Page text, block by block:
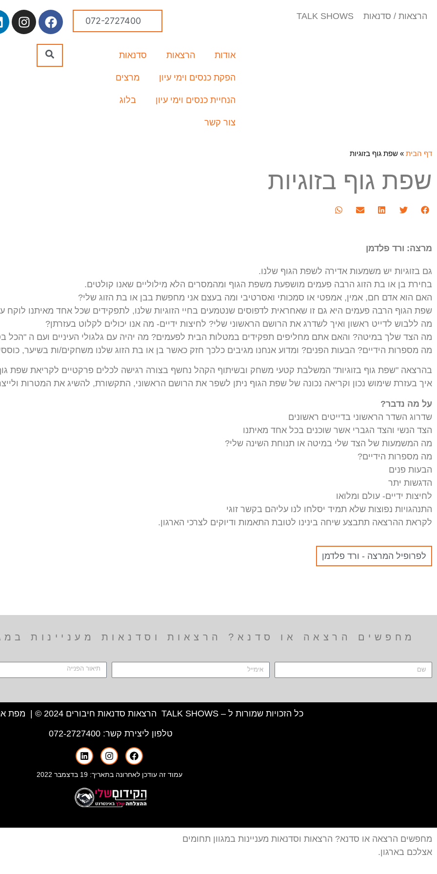
הרצאות / סדנאות TALK SHOWS 072-2727400
אודות הרצאות סדנאות
הפקת כנסים וימי עיון מרצים
הנחיית כנסים וימי עיון בלוג
צור קשר
דף הבית » שפת גוף בזוגיות
שפת גוף בזוגיות
מרצה: ורד פלדמן
גם בזוגיות יש משמעות אדירה לשפת הגוף שלנו.
בחירת בן או בת הזוג הרבה פעמים מושפעת משפת הגוף ומהמסרים הלא מילוליים שאנו קולטים.
האם הוא אדם חם, אמין, אמפטי או סמכותי ואסרטיבי ומה בעצם אני מחפשת בבן או בת הזוג שלי?
שפת הגוף הרבה פעמים היא גם זו שאחראית לדפוסים שנטמעים בחיי הזוגיות שלנו, לתפקידים שכל אחד מאיתנו
מה ללבוש לדייט ראשון ואיך לשדרג את הרושם הראשוני שלי? לחיצות ידיים- מה אנו יכולים לקלוט בעזרתן?
מה הצד שלך במיטה? והאם אתם מחליפים תפקידים במטלות הבית לפעמים? מה יהיה עם גלגולי העיניים ועם ה "הכל
מה מספרות הידיים? הבעות הפנים? ומדוע אנחנו מגיבים כלכך חזק כאשר בן או בת הזוג שלנו משחקים/ות בשיער,
בהרצאה "שפת גוף בזוגיות" המשלבת קטעי משחק ובשיתוף הקהל נחשף בצורה רגישה לכלים פרקטיים לקריאת שפת גוף
איך בעזרת שימוש נכון וקריאה נכונה של שפת הגוף ניתן לשפר את הרושם הראשוני, התקשורת, להשיג את המטרות ולייצר
על מה נדבר?
שדרוג השדר הראשוני בדייטים ראשונים
הצד הנשי והצד הגברי אשר שוכנים בכל אחד מאיתנו
מה המשמעות של הצד שלי במיטה או תנוחת השינה שלי?
מה מספרות הידיים?
הבעות פנים
הדגשות יתר
לחיצות ידיים- עולם ומלואו
התנהגויות נפוצות שלא תמיד יסלחו לנו עליהם בקשר זוגי
לקראת ההרצאה תתבצע שיחה בינינו לטובת התאמות ודיוקים לצרכי הארגון.
לפרופיל המרצה - ורד פלדמן
מחפשים הרצאה או סדנא? הרצאות וסדנאות מעניינות
כל הזכויות שמורות ל – TALK SHOWS הרצאות סדנאות חיבורים 2024 © | מפת
טלפון ליצירת קשר:072-2727400
עמוד זה עודכן לאחרונה בתאריך: 19 בדצמבר 2022
מחפשים הרצאה או סדנא? הרצאות וסדנאות מעניינות במגוון תחומים
אצלכם בארגון.